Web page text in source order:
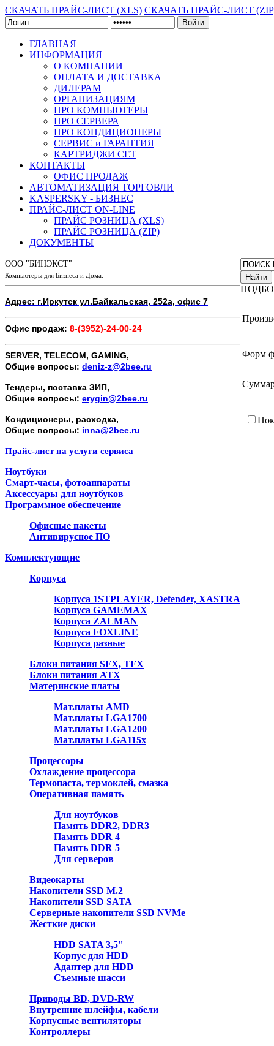
СКАЧАТЬ ПРАЙС-ЛИСТ (XLS) СКАЧАТЬ ПРАЙС-ЛИСТ
Войти
ГЛАВНАЯ
ИНФОРМАЦИЯ
О КОМПАНИИ
ОПЛАТА И ДОСТАВКА
ДИЛЕРАМ
ОРГАНИЗАЦИЯМ
ПРО КОМПЬЮТЕРЫ
ПРО СЕРВЕРА
ПРО КОНДИЦИОНЕРЫ
СЕРВИС и ГАРАНТИЯ
КАРТРИДЖИ CET
КОНТАКТЫ
ОФИС ПРОДАЖ
АВТОМАТИЗАЦИЯ ТОРГОВЛИ
KASPERSKY - БИЗНЕС
ПРАЙС-ЛИСТ ON-LINE
ПРАЙС РОЗНИЦА (XLS)
ПРАЙС РОЗНИЦА (ZIP)
ДОКУМЕНТЫ
ООО "БИНЭКСТ"
Компьютеры для Бизнеса и Дома.
Адрес: г.Иркутск ул.Байкальская, 252а, офис 7
Офис продаж: 8-(3952)-24-00-24
SERVER, TELECOM, GAMING,
Общие вопросы: deniz-z@2bee.ru
Тендеры, поставка ЗИП,
Общие вопросы: erygin@2bee.ru
Кондиционеры, расходка,
Общие вопросы: inna@2bee.ru
Прайс-лист на услуги сервиса
Ноутбуки
Смарт-часы, фотоаппараты
Аксессуары для ноутбуков
Программное обеспечение
Офисные пакеты
Антивирусное ПО
Комплектующие
Корпуса
Корпуса 1STPLAYER, Defender, XASTRA
Корпуса GAMEMAX
Корпуса ZALMAN
Корпуса FOXLINE
Корпуса разные
Блоки питания SFX, TFX
Блоки питания ATX
Материнские платы
Мат.платы AMD
Мат.платы LGA1700
Мат.платы LGA1200
Мат.платы LGA115x
Процессоры
Охлаждение процессора
Термопаста, термоклей, смазка
Оперативная память
Для ноутбуков
Память DDR2, DDR3
Память DDR 4
Память DDR 5
Для серверов
Видеокарты
Накопители SSD M.2
Накопители SSD SATA
Серверные накопители SSD NVMe
Жесткие диски
HDD SATA 3,5"
Корпус для HDD
Адаптер для HDD
Съемные шасси
Приводы BD, DVD-RW
Внутренние шлейфы, кабели
Корпусные вентиляторы
Контроллеры
Найти
Форм